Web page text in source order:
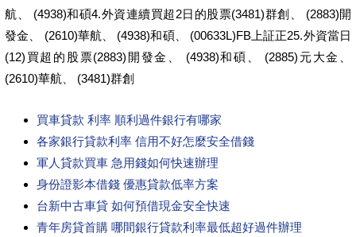
航、 (4938)和碩4.外資連續買超2日的股票(3481)群創、 (2883)開
發金、 (2610)華航、 (4938)和碩、 (00633L)FB上証正25.外資當日
(12)買超的股票(2883)開發金、 (4938)和碩、 (2885)元大金、
(2610)華航、 (3481)群創
買車貸款 利率 順利過件銀行有哪家
各家銀行貸款利率 信用不好怎麼安全借錢
軍人貸款買車 急用錢如何快速辦理
身份證影本借錢 優惠貸款低率方案
台新中古車貸 如何預借現金安全快速
青年房貸首購 哪間銀行貸款利率最低超好過件辦理